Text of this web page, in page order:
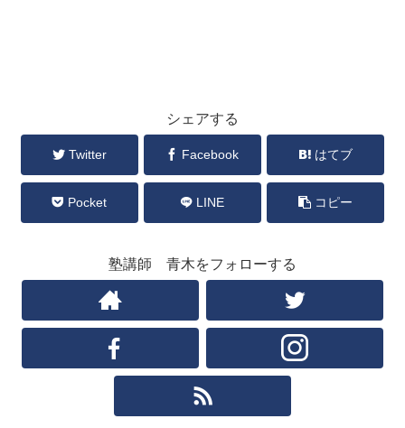
シェアする
Twitter Facebook はてブ
Pocket LINE コピー
塾講師 青木をフォローする